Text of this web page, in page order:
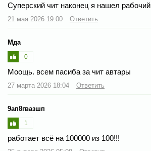
Суперский чит наконец я нашел рабочий
21 мая 2026 19:00 Ответить
Мда
0
Моощь. всем пасиба за чит автары
27 марта 2026 18:04 Ответить
9ап8гвазшп
1
работает всё на 100000 из 100!!!